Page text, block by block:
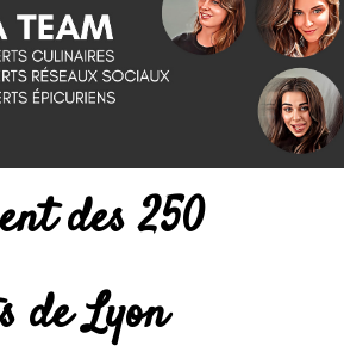
des 250
de Lyon